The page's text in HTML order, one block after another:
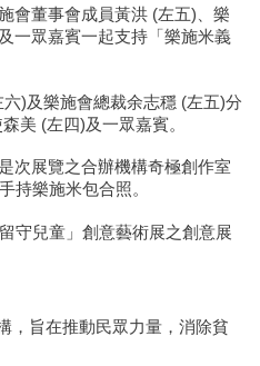
會董事會成員黃洪 (左五)、樂
一眾嘉賓一起支持「樂施米義
)及樂施會總裁余志穩 (左五)分
美 (左四)及一眾嘉賓。
次展覽之合辦機構奇極創作室
持樂施米包合照。
守兒童」創意藝術展之創意展
，旨在推動民眾力量，消除貧